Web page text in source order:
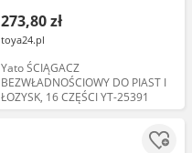
273,80 zł
toya24.pl
Yato ŚCIĄGACZ
BEZWŁADNOŚCIOWY DO PIAST I
ŁOZYSK, 16 CZĘŚCI YT-25391